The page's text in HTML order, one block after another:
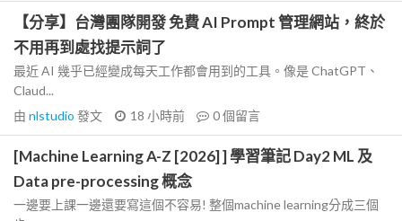
【分享】台灣團隊開發 免費 AI Prompt 管理網站，終於
不用再到處找提示詞了
最近 AI 幾乎已經變成每天工作都會用到的工具。像是 ChatGPT、
Claud...
由 nlstudio 發文 18 小時前 0個留言
[Machine Learning A-Z [2026] ] 學習筆記 Day2 ML 及
Data pre-processing 概念
一邊要上課一邊還要寫這個不容易! 整個machine learning分成三個